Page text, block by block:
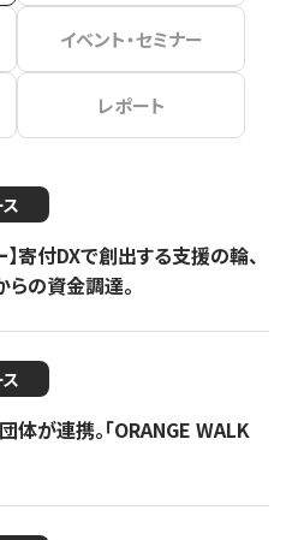
イベント・セミナー
レポート
寄付DXで創出する支援の輪、
の資金調達。
が連携。「ORANGE WALK